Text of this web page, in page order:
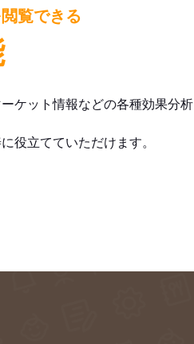
覧できる
ケット情報などの各種効果分
役立てていただけます。